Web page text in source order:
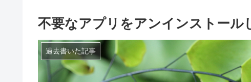
不要なアプリをアンインストール
過去書いた記事